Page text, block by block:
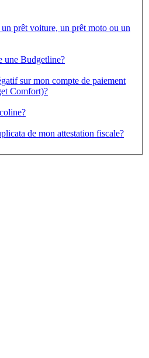
prêt voiture, un prêt moto ou un
une Budgetline?
sur mon compte de paiement
Comfort)?
de mon attestation fiscale?